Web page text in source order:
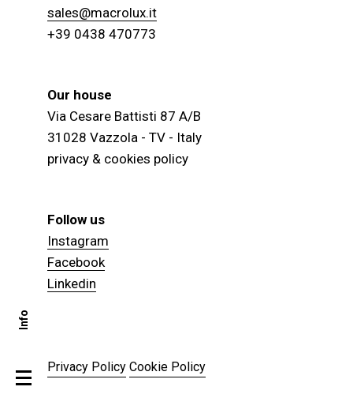
Info
sales@macrolux.it
+39 0438 470773
Our house
Via Cesare Battisti 87 A/B
31028 Vazzola - TV - Italy
privacy & cookies policy
Follow us
Instagram
Facebook
Linkedin
Privacy Policy Cookie Policy